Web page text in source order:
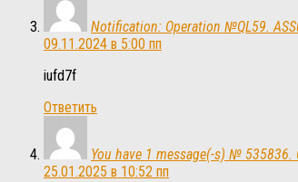
Notification: Operation №QL59.
09.11.2024 в 5:00 пп
iufd7f
Ответить
You have 1 message(-s) № 535836.
25.01.2025 в 10:52 пп